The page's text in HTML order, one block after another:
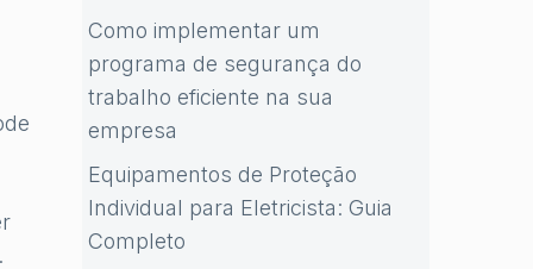
Como implementar um
programa de segurança do
trabalho eficiente na sua
empresa
Equipamentos de Proteção
Individual para Eletricista: Guia
Completo